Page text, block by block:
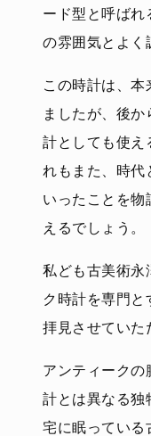
ード型と呼ばれ
の雰囲気とよく
この時計は、本
ましたが、後
計としても使え
れもまた、時代
いったことを物
えるでしょう。
私ども古美術永
ク時計を専門と
拝見させていた
アンティークの
計とは異なる独
宅に眠っている